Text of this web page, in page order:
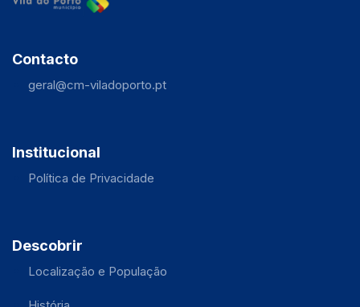
Contacto
geral@cm-viladoporto.pt
Institucional
Política de Privacidade
Descobrir
Localização e População